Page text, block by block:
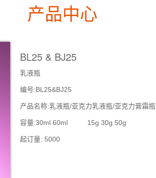
产品中心
BL25 & BJ25
乳液瓶
编号:BL25&BJ25
产品名称:乳液瓶/亚克力乳液瓶/亚克力膏霜瓶
容量:30ml 60ml 15g 30g 50g
起订量: 5000